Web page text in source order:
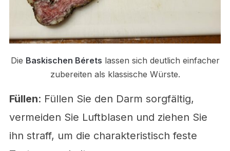
Die Baskischen Bérets lassen sich deutlich einfacher
zubereiten als klassische Würste.
Füllen: Füllen Sie den Darm sorgfältig,
vermeiden Sie Luftblasen und ziehen Sie
ihn straff, um die charakteristisch feste